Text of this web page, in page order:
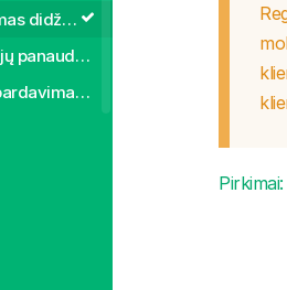
Kliento atvaizdavimas didžiojoje knygoje
Papildomų dimensijų panaudojimas (klasifikatoriai)
Prekės pirkimas ir pardavimas skirtingais mato vienetais